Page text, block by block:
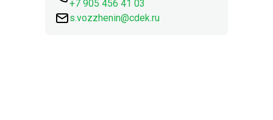
+7 905 456 41 03
s.vozzhenin@cdek.ru